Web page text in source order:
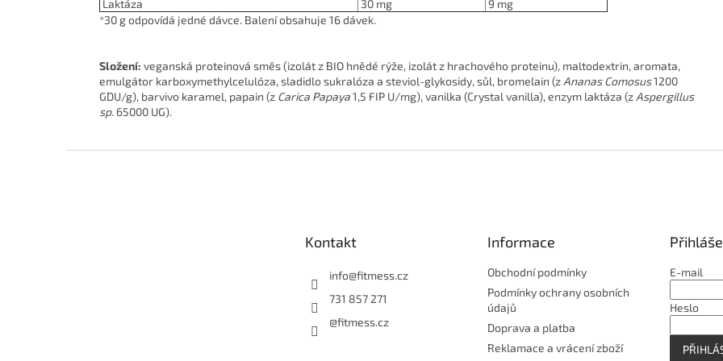
Laktáza
30 mg
9 mg
*30 g odpovídá jedné dávce. Balení obsahuje 16 dávek.
Složení: veganská proteinová směs (izolát z BIO hnědé rýže, izolát z hrachového proteinu), maltodextrin, aromata,
emulgátor karboxymethylcelulóza, sladidlo sukralóza a steviol-glykosidy, sůl, bromelain (z Ananas Comosus1200
GDU/g), barvivo karamel, papain (z Carica Papaya1,5 FIP U/mg), vanilka (Crystal vanilla), enzym laktáza (z Aspergillus
sp. 65000 UG).
Kontakt
info@fitmess.cz
731 857 271
@fitmess.cz
Informace
Obchodní podmínky
Podmínky ochrany osobních
údajů
Doprava a platba
Reklamace a vrácení zboží
E-mail
Heslo